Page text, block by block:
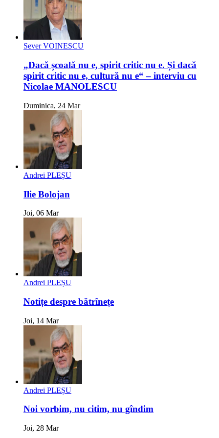
Sever VOINESCU
„Dacă școală nu e, spirit critic nu e. Și dacă
spirit critic nu e, cultură nu e“ – interviu cu
Nicolae MANOLESCU
Duminica, 24 Mar
Andrei PLEȘU
Ilie Bolojan
Joi, 06 Mar
Andrei PLEȘU
Notițe despre bătrînețe
Joi, 14 Mar
Andrei PLEȘU
Noi vorbim, nu citim, nu gîndim
Joi, 28 Mar